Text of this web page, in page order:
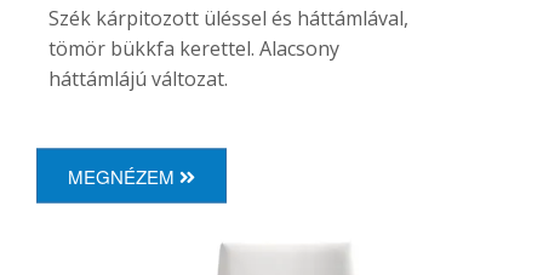
Szék kárpitozott üléssel és háttámlával,
tömör bükkfa kerettel. Alacsony
háttámlájú változat.
MEGNÉZEM